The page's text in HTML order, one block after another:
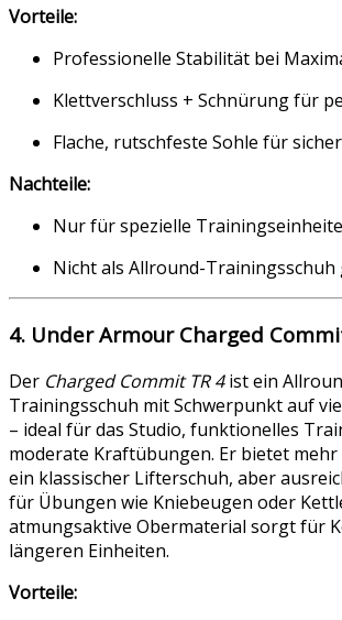
Vorteile:
Professionelle Stabilität bei
Klettverschluss + Schnürung für
Flache, rutschfeste Sohle für
Nachteile:
Nur für spezielle
Nicht als Allround-Trainingsschuh
4. Under Armour Charged
Der Charged Commit TR 4ist ein
Trainingsschuh mit Schwerpunkt auf
– ideal für das Studio, funktionelles
moderate Kraftübungen. Er bietet
ein klassischer Lifterschuh, aber
für Übungen wie Kniebeugen oder
atmungsaktive Obermaterial sorgt für
längeren Einheiten.
Vorteile: